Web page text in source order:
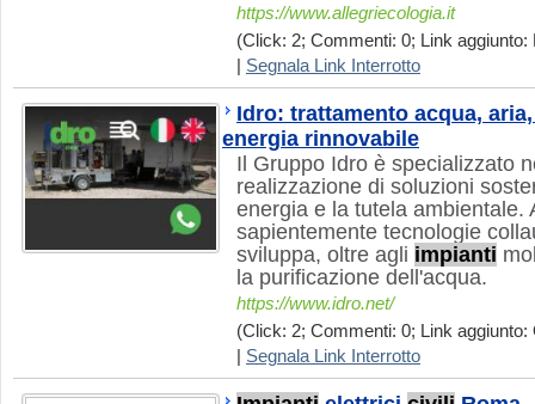
https://www.allegriecologia.it
(Click: 2; Commenti: 0; Link aggiunto:
Segnala Link Interrotto
Idro: trattamento acqua,
energia rinnovabile
Il Gruppo Idro è specializzato
realizzazione di soluzioni
energia e la tutela ambientale.
sapientemente tecnologie
sviluppa, oltre agli impianti
la purificazione dell'acqua.
https://www.idro.net/
(Click: 2; Commenti: 0; Link aggiunto:
Segnala Link Interrotto